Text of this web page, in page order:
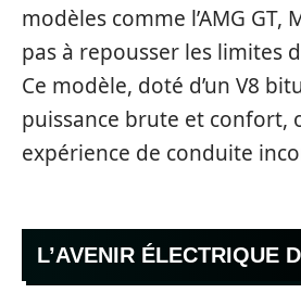
modèles comme l’AMG GT,
pas à repousser les limites
Ce modèle, doté d’un V8
puissance brute et confort,
expérience de conduite
L’AVENIR ÉLECTRIQUE